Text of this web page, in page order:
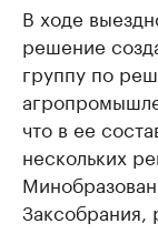
В ходе
решение
группу по
что в ее
нескольких
Заксобрания,